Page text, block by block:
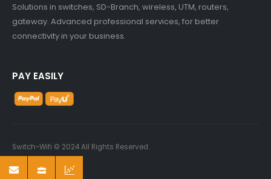
Solutions in switches, SD-Branch, wireless, UTM, routers,
gateway. Advanced professional services, for better
connectivity in your business.
PAY EASILY
Switch-Wifi © 2024 All Rights Reserved.